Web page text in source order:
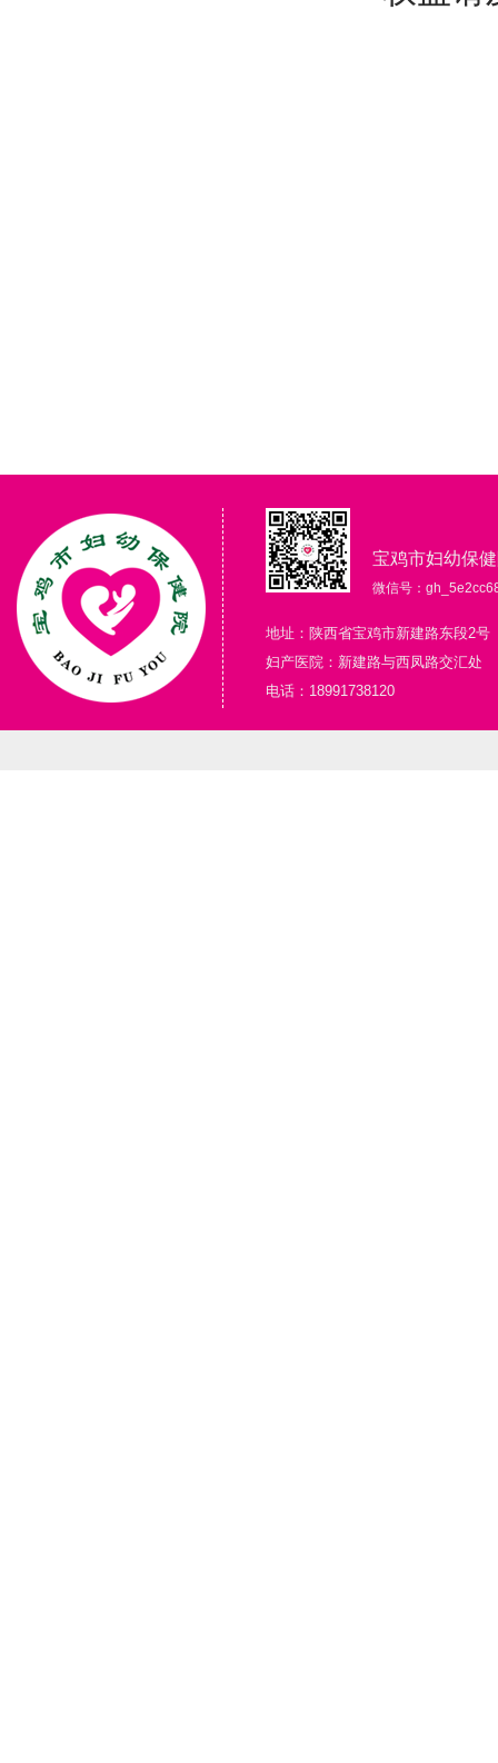
宝鸡市妇幼保
微信号：
地址：陕西省宝鸡市新建路东段2号
妇产医院：新建路与西凤路交汇处
电话：18991738120